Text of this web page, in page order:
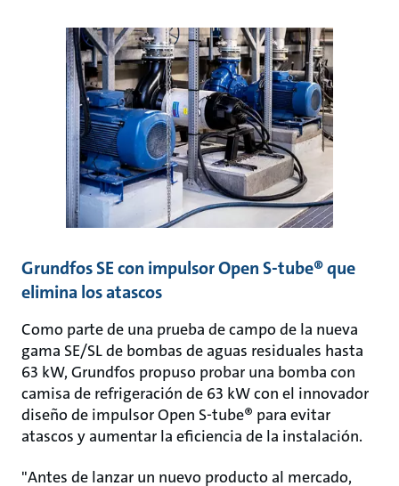
Grundfos SE con impulsor Open S-tube® que
elimina los atascos
Como parte de una prueba de campo de la nueva
gama SE/SL de bombas de aguas residuales hasta
63 kW, Grundfos propuso probar una bomba con
camisa de refrigeración de 63 kW con el innovador
diseño de impulsor Open S-tube® para evitar
atascos y aumentar la eficiencia de la instalación.
"Antes de lanzar un nuevo producto al mercado,